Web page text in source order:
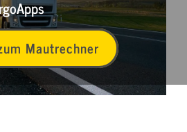
Mautrechner